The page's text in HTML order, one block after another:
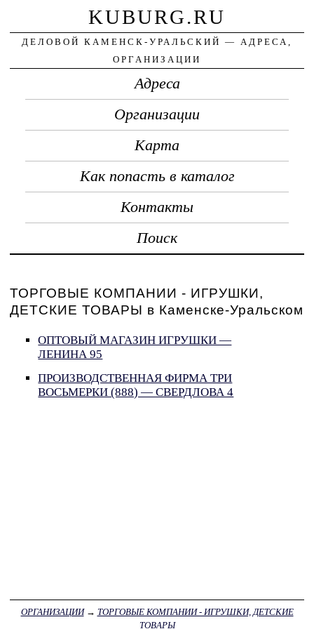
KUBURG.RU
ДЕЛОВОЙ КАМЕНСК-УРАЛЬСКИЙ — АДРЕСА,
ОРГАНИЗАЦИИ
Адреса
Организации
Карта
Как попасть в каталог
Контакты
Поиск
ТОРГОВЫЕ КОМПАНИИ - ИГРУШКИ,
ДЕТСКИЕ ТОВАРЫ в Каменске-Уральском
ОПТОВЫЙ МАГАЗИН ИГРУШКИ —
ЛЕНИНА 95
ПРОИЗВОДСТВЕННАЯ ФИРМА ТРИ
ВОСЬМЕРКИ (888) — СВЕРДЛОВА 4
ОРГАНИЗАЦИИ→ ТОРГОВЫЕ КОМПАНИИ - ИГРУШКИ, ДЕТСКИЕ
ТОВАРЫ